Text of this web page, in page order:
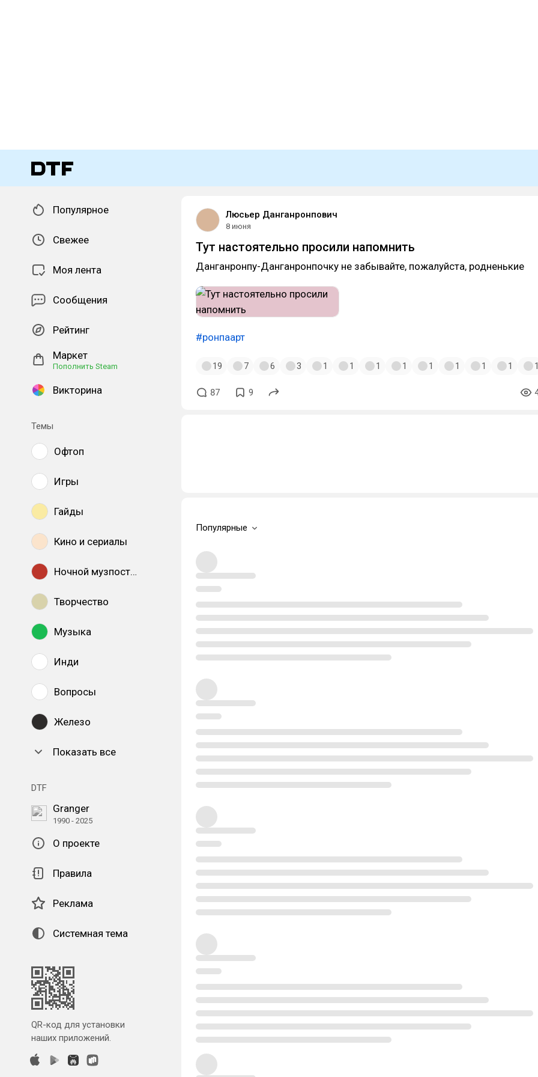
Популярное
Свежее
Моя лента
Сообщения
Рейтинг
Маркет
Пополнить Steam
Викторина
Темы
Офтоп
Игры
Гайды
Кино и сериалы
Ночной музпостинг
Творчество
Музыка
Инди
Вопросы
Железо
Показать все
DTF
Granger
1990 - 2025
О проекте
Правила
Реклама
Системная тема
QR-код для установки
наших приложений.
Люсьер Данганронпович
8 июня
Тут настоятельно просили напомнить
Данганронпу-Данганронпочку не забывайте, пожалуйста, родненькие
#ронпаарт
19 7 6 3 1 1 1 1 1 1 1 1 1
87 9
Популярные